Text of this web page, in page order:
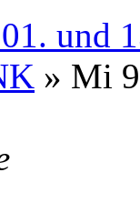
und
» Mi